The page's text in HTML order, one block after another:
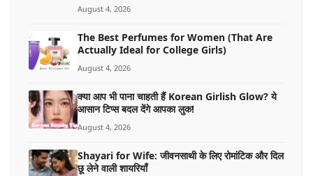
August 4, 2026
The Best Perfumes for Women (That Are
Actually Ideal for College Girls)
August 4, 2026
क्या आप भी पाना चाहती हैं Korean Girlish Glow? ये
आसान टिप्स बदल देंगे आपका लुक!
August 4, 2026
Shayari for Wife: जीवनसाथी के लिए रोमांटिक और दिल
छू लेने वाली शायरियाँ